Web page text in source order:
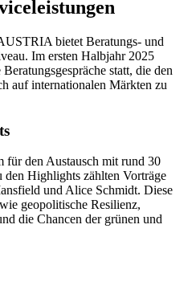
bietet Beratungs- und
Im ersten Halbjahr 2025
statt, die den
auf internationalen Märkten zu
für den Austausch mit rund 30
Highlights zählten Vorträge
und Alice Schmidt. Diese
geopolitische Resilienz,
die Chancen der grünen und